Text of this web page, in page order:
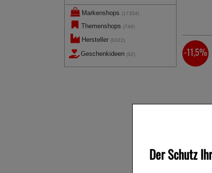
Der Schutz
-11,5%
Markenshops (17354)
Themenshops (748)
Hersteller (6322)
Geschenkideen (92)